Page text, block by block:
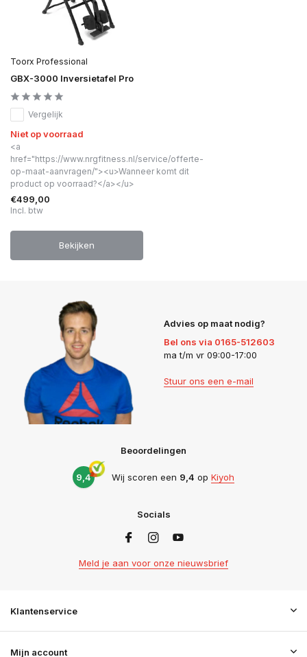
Toorx Professional
GBX-3000 Inversietafel Pro
Vergelijk
Niet op voorraad
<a
href="https://www.nrgfitness.nl/service/offerte-
op-maat-aanvragen/"><u>Wanneer komt dit
product op voorraad?</a></u>
€499,00
Incl. btw
Bekijken
Advies op maat nodig?
Bel ons via 0165-512603
ma t/m vr 09:00-17:00
Stuur ons een e-mail
Beoordelingen
9,4 Wij scoren een 9,4 op Kiyoh
Socials
Meld je aan voor onze nieuwsbrief
Klantenservice
Mijn account